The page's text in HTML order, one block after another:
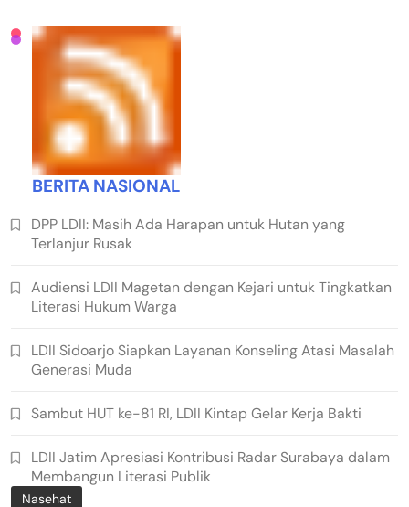
Nasehat
BERITA NASIONAL
DPP LDII: Masih Ada Harapan untuk Hutan yang
Terlanjur Rusak
Audiensi LDII Magetan dengan Kejari untuk Tingkatkan
Literasi Hukum Warga
LDII Sidoarjo Siapkan Layanan Konseling Atasi Masalah
Generasi Muda
Sambut HUT ke-81 RI, LDII Kintap Gelar Kerja Bakti
LDII Jatim Apresiasi Kontribusi Radar Surabaya dalam
Membangun Literasi Publik